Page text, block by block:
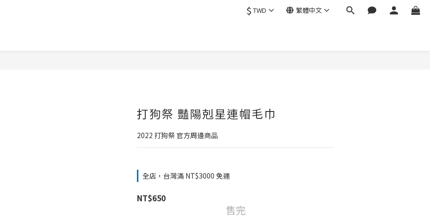
$ TWD 繁體中文
打狗祭 豔陽剋星連帽毛巾
2022 打狗祭 官方周邊商品
全店，台灣滿 NT$3000 免運
NT$650
售完